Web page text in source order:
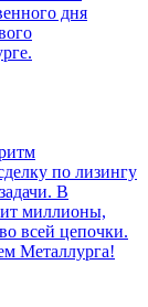
дня
по лизингу
В
миллионы,
всей цепочки.
Металлурга!